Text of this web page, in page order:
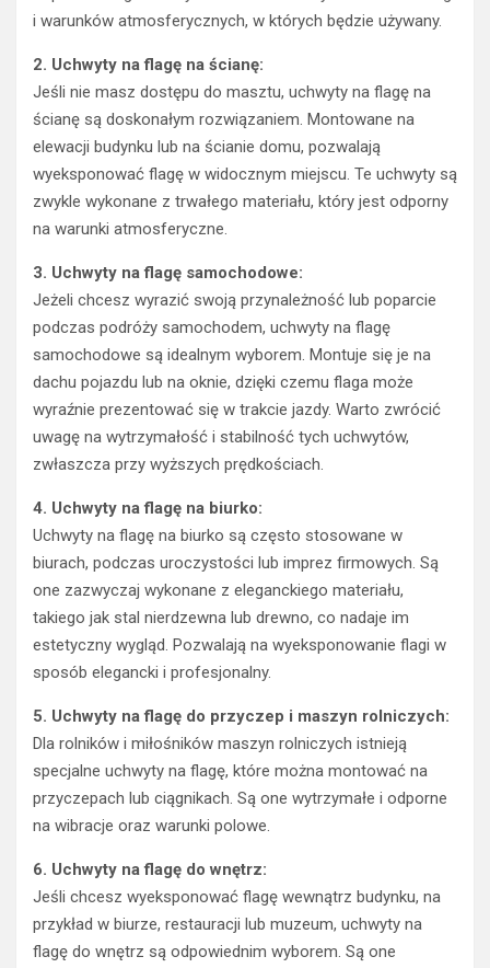
i warunków atmosferycznych, w których będzie używany.
2. Uchwyty na flagę na ścianę:
Jeśli nie masz dostępu do masztu, uchwyty na flagę na
ścianę są doskonałym rozwiązaniem. Montowane na
elewacji budynku lub na ścianie domu, pozwalają
wyeksponować flagę w widocznym miejscu. Te uchwyty są
zwykle wykonane z trwałego materiału, który jest odporny
na warunki atmosferyczne.
3. Uchwyty na flagę samochodowe:
Jeżeli chcesz wyrazić swoją przynależność lub poparcie
podczas podróży samochodem, uchwyty na flagę
samochodowe są idealnym wyborem. Montuje się je na
dachu pojazdu lub na oknie, dzięki czemu flaga może
wyraźnie prezentować się w trakcie jazdy. Warto zwrócić
uwagę na wytrzymałość i stabilność tych uchwytów,
zwłaszcza przy wyższych prędkościach.
4. Uchwyty na flagę na biurko:
Uchwyty na flagę na biurko są często stosowane w
biurach, podczas uroczystości lub imprez firmowych. Są
one zazwyczaj wykonane z eleganckiego materiału,
takiego jak stal nierdzewna lub drewno, co nadaje im
estetyczny wygląd. Pozwalają na wyeksponowanie flagi w
sposób elegancki i profesjonalny.
5. Uchwyty na flagę do przyczep i maszyn rolniczych:
Dla rolników i miłośników maszyn rolniczych istnieją
specjalne uchwyty na flagę, które można montować na
przyczepach lub ciągnikach. Są one wytrzymałe i odporne
na wibracje oraz warunki polowe.
6. Uchwyty na flagę do wnętrz:
Jeśli chcesz wyeksponować flagę wewnątrz budynku, na
przykład w biurze, restauracji lub muzeum, uchwyty na
flagę do wnętrz są odpowiednim wyborem. Są one